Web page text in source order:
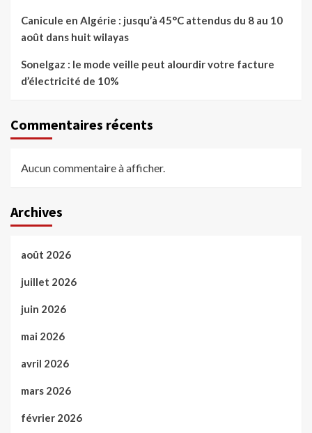
Canicule en Algérie : jusqu’à 45°C attendus du 8 au 10
août dans huit wilayas
Sonelgaz : le mode veille peut alourdir votre facture
d’électricité de 10%
Commentaires récents
Aucun commentaire à afficher.
Archives
août 2026
juillet 2026
juin 2026
mai 2026
avril 2026
mars 2026
février 2026